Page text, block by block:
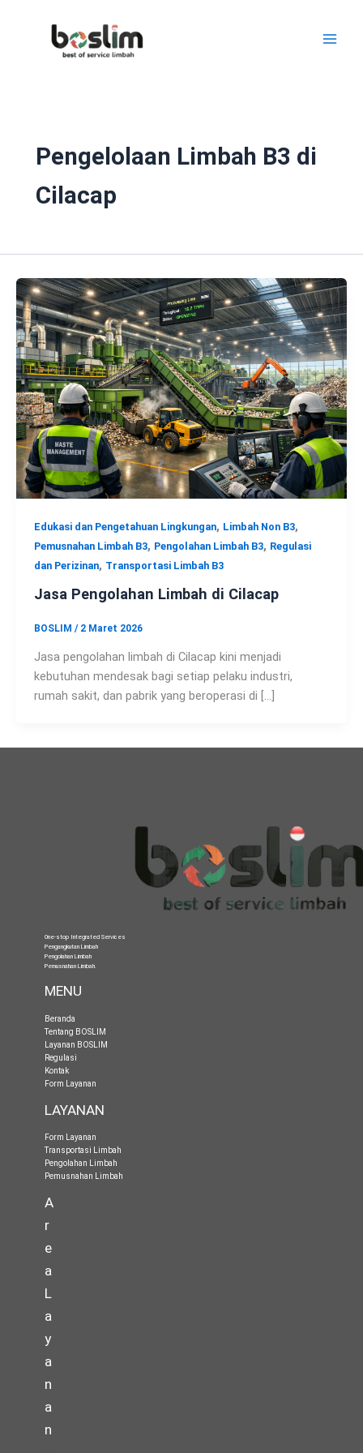
Pengelolaan Limbah B3 di
Cilacap
Edukasi dan Pengetahuan Lingkungan, Limbah Non B3,
Pemusnahan Limbah B3, Pengolahan Limbah B3, Regulasi
dan Perizinan, Transportasi Limbah B3
Jasa Pengolahan Limbah di Cilacap
BOSLIM / 2 Maret 2026
Jasa pengolahan limbah di Cilacap kini menjadi
kebutuhan mendesak bagi setiap pelaku industri,
rumah sakit, dan pabrik yang beroperasi di […]
One-stop Integrated Services
Pengangkutan Limbah
Pengolahan Limbah
Pemusnahan Limbah.
MENU
Beranda
Tentang BOSLIM
Layanan BOSLIM
Regulasi
Kontak
Form Layanan
LAYANAN
Form Layanan
Transportasi Limbah
Pengolahan Limbah
Pemusnahan Limbah
A
r
e
a
L
a
y
a
n
a
n